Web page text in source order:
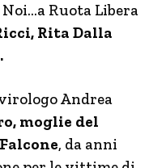
Ruota Libera
Rita Dalla
Andrea
moglie del
, da anni